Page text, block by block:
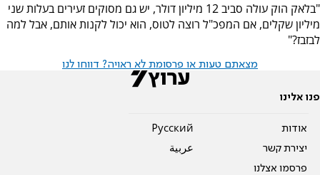
"בלאק הוק עולה סביב 12 מיליון דולר, יש גם מסוקים זעירים בעלות שני
מיליון שקלים, אם המפכ"ל רוצה לטוס, הוא יכול לקנות אותם, אבל למה
לבזבז?"
מצאתם טעות או פרסומת לא ראויה? דווחו לנו
פנו אלינו
אודות
יצירת קשר
פרסמו אצלנו
Pусский
عربية